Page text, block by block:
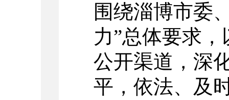
围绕淄博市委
力”总体要求
公开渠道，深
平，依法、及